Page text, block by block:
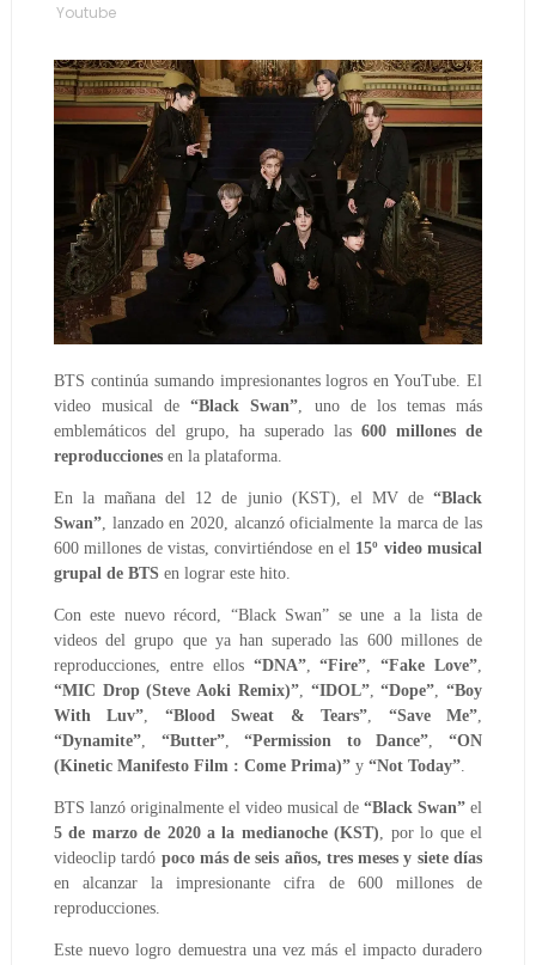
Youtube
BTS continúa sumando impresionantes logros en YouTube. El
video musical de“Black Swan”, uno de los temas más
emblemáticos del grupo, ha superado las600 millones de
reproduccionesen la plataforma.
En la mañana del 12 de junio (KST), el MV de“Black
Swan”, lanzado en 2020, alcanzó oficialmente la marca de las
600 millones de vistas, convirtiéndose en el 15º video musical
grupal de BTS en lograr este hito.
Con este nuevo récord, “Black Swan” se une a la lista de
videos del grupo que ya han superado las 600 millones de
reproducciones, entre ellos “DNA”,“Fire”,“Fake Love”,
“MIC Drop (Steve Aoki Remix)”, “IDOL”,“Dope”,“Boy
With Luv”, “Blood Sweat & Tears”, “Save Me”,
“Dynamite”, “Butter”,“Permission to Dance”,“ON
(Kinetic Manifesto Film : Come Prima)”y “Not Today”.
BTS lanzó originalmente el video musical de“Black Swan” el
5 de marzo de 2020 a la medianoche (KST), por lo que el
videoclip tardó poco más de seis años, tres meses y siete días
en alcanzar la impresionante cifra de 600 millones de
reproducciones.
Este nuevo logro demuestra una vez más el impacto duradero